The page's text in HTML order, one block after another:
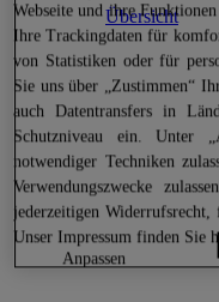
Übersicht
Webseite und ihre
Ihre Trackingdaten für
von Statistiken oder für
Sie uns über „Zustimmen“
auch Datentransfers in
Schutzniveau ein. Unter
notwendiger Techniken
Verwendungszwecke
jederzeitigen Widerrufsrecht,
Unser Impressum finden Sie
anpassen